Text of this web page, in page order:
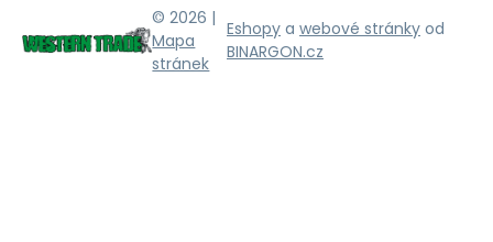
© 2026 |
Mapa
stránek
Eshopy a webové stránky od
BINARGON.cz